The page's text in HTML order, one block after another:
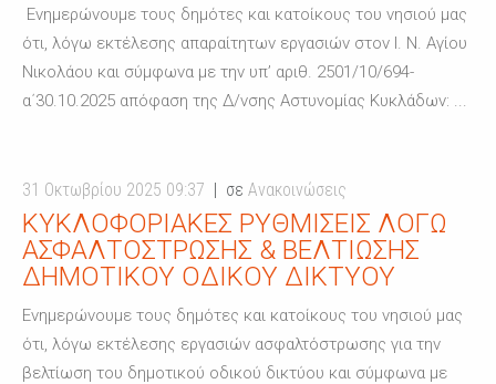
Ενημερώνουμε τους δημότες και κατοίκους του νησιού μας
ότι, λόγω εκτέλεσης απαραίτητων εργασιών στον Ι. Ν. Αγίου
Νικολάου και σύμφωνα με την υπ’ αριθ. 2501/10/694-
α΄30.10.2025 απόφαση της Δ/νσης Αστυνομίας Κυκλάδων: ...
31 Οκτωβρίου 2025 09:37 σε Ανακοινώσεις
ΚΥΚΛΟΦΟΡΙΑΚΈΣ ΡΥΘΜΊΣΕΙΣ ΛΌΓΩ
ΑΣΦΑΛΤΌΣΤΡΩΣΗΣ & ΒΕΛΤΊΩΣΗΣ
ΔΗΜΟΤΙΚΟΎ ΟΔΙΚΟΎ ΔΙΚΤΎΟΥ
Ενημερώνουμε τους δημότες και κατοίκους του νησιού μας
ότι, λόγω εκτέλεσης εργασιών ασφαλτόστρωσης για την
βελτίωση του δημοτικού οδικού δικτύου και σύμφωνα με